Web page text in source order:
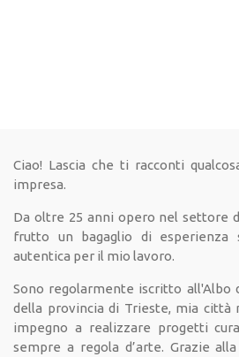
Ciao! Lascia che ti racconti
impresa.
Da oltre 25 anni opero nel settore
frutto un bagaglio di esperienza
autentica per il mio lavoro.
Sono regolarmente iscritto all'Albo
della provincia di Trieste, mia città
impegno a realizzare progetti
sempre a regola d’arte. Grazie